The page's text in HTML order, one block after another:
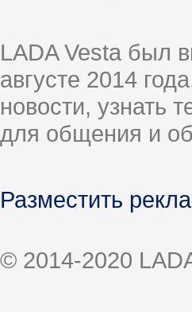
LADA Vesta был
августе 2014
новости, узнать
для общения и
Разместить
© 2014-2020